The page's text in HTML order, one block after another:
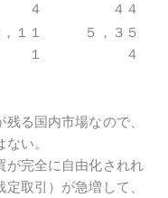
４
４４
１１
１
５，３５
４
る国内市場なので、
い。
が完全に自由化されれ
取引）が急増して、